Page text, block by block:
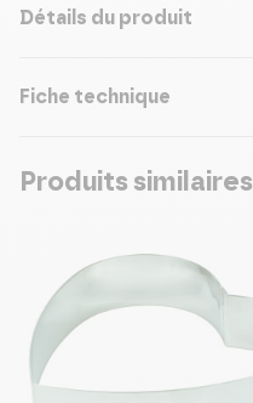
Détails du produit
Fiche technique
Produits similaires